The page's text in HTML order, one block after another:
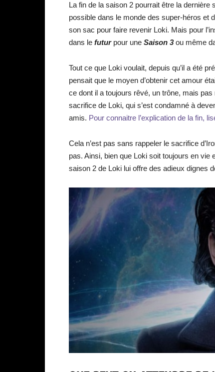
La fin de la saison 2 pourrait être la
possible dans le monde des super-héros et
son sac pour faire revenir Loki. Mais pour
dans le futur pour une Saison 3ou même
Tout ce que Loki voulait, depuis qu’il a été
pensait que le moyen d’obtenir cet amour
ce dont il a toujours rêvé, un trône, mais pas
sacrifice de Loki, qui s’est condamné à
amis. Pour connaitre l’explication de la fin,
Cela n’est pas sans rappeler le sacrifice
pas. Ainsi, bien que Loki soit toujours en
saison 2 de Loki lui offre des adieux dignes